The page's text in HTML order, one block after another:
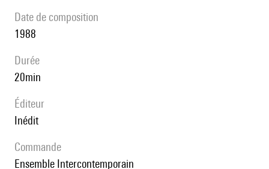
date de composition
1988
durée
20min
éditeur
Inédit
Commande
Ensemble Intercontemporain